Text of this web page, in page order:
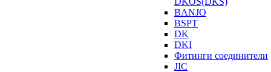
BANJO
BSPT
DK
DKI
Фитинги соединители
JIC